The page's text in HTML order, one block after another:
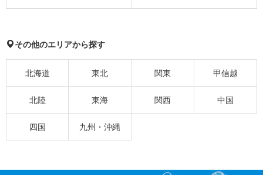
その他のエリアから探す
北海道 東北 関東 甲信越
北陸 東海 関西 中国
四国 九州・沖縄